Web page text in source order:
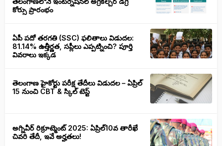
కోర్సు ప్రారంభం
ఏపీ పదో తరగతి (SSC) ఫలితాలు విడుదల:
81.14% ఉత్తీర్ణత, సప్లీలు ఎప్పట్నించి? పూర్తి
వివరాలు ఇక్కడ
తెలంగాణ హైకోర్టు పరీక్ష తేదీలు విడుదల – ఏప్రిల్
15 నుంచి CBT & స్కిల్ టెస్ట్
అగ్నివీర్ రిక్రూట్మెంట్ 2025: ఏప్రిల్10వ తారీఖే
చివరి తేదీ, ఇవే అర్హతలు!